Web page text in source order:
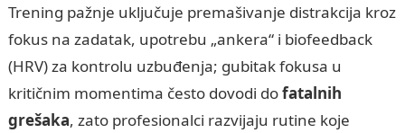
Trening pažnje uključuje premašivanje distrakcija kroz
fokus na zadatak, upotrebu „ankera“ i biofeedback
(HRV) za kontrolu uzbuđenja; gubitak fokusa u
kritičnim momentima često dovodi dofatalnih
grešaka, zato profesionalci razvijaju rutine koje